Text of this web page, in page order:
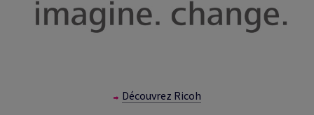
Découvrez Ricoh